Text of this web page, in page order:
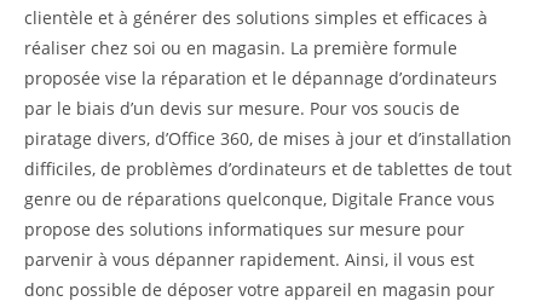
clientèle et à générer des solutions simples et efficaces à
réaliser chez soi ou en magasin. La première formule
proposée vise la réparation et le dépannage d’ordinateurs
par le biais d’un devis sur mesure. Pour vos soucis de
piratage divers, d’Office 360, de mises à jour et d’installation
difficiles, de problèmes d’ordinateurs et de tablettes de tout
genre ou de réparations quelconque, Digitale France vous
propose des solutions informatiques sur mesure pour
parvenir à vous dépanner rapidement. Ainsi, il vous est
donc possible de déposer votre appareil en magasin pour